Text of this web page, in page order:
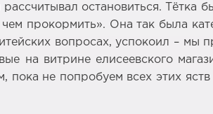
остановиться. Тётка
прокормить». Она так была
вопросах, успокоил – мы
на витрине елисеевского
не попробуем всех этих